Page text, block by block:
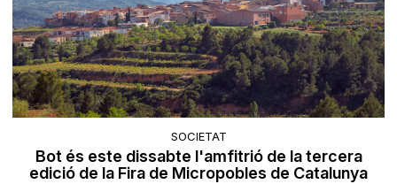
SOCIETAT
Bot és este dissabte l'amfitrió de la tercera
edició de la Fira de Micropobles de Catalunya